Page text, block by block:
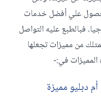
علي أفضل خدمات
فبالطبع عليه التواصل
من مميزات تجعلها
المميزات في:-
دبليو مميزة